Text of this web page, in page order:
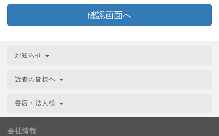
確認画面へ
お知らせ
読者の皆様へ
書店・法人様
会社情報